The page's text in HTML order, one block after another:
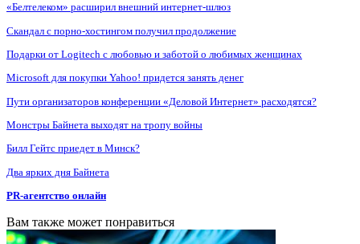
«Белтелеком» расширил внешний интернет-шлюз
Скандал с порно-хостингом получил продолжение
Подарки от Logitech с любовью и заботой о любимых женщинах
Microsoft для покупки Yahoo! придется занять денег
Пути организаторов конференции «Деловой Интернет» расходятся?
Монстры Байнета выходят на тропу войны
Билл Гейтс приедет в Минск?
Два ярких дня Байнета
PR-агентство онлайн
Вам также может понравиться